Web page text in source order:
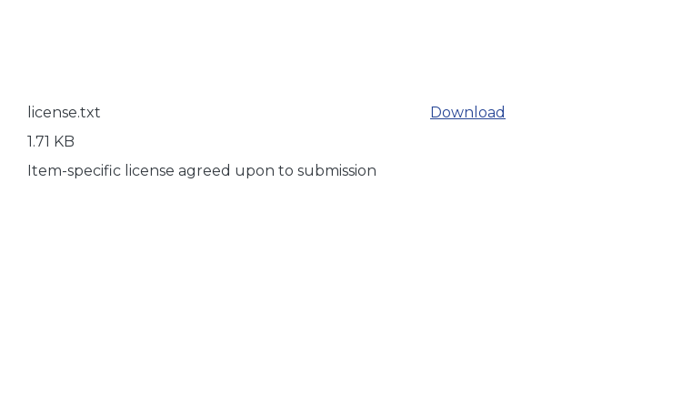
license.txt
1.71 KB
Item-specific license agreed upon to submission
Download